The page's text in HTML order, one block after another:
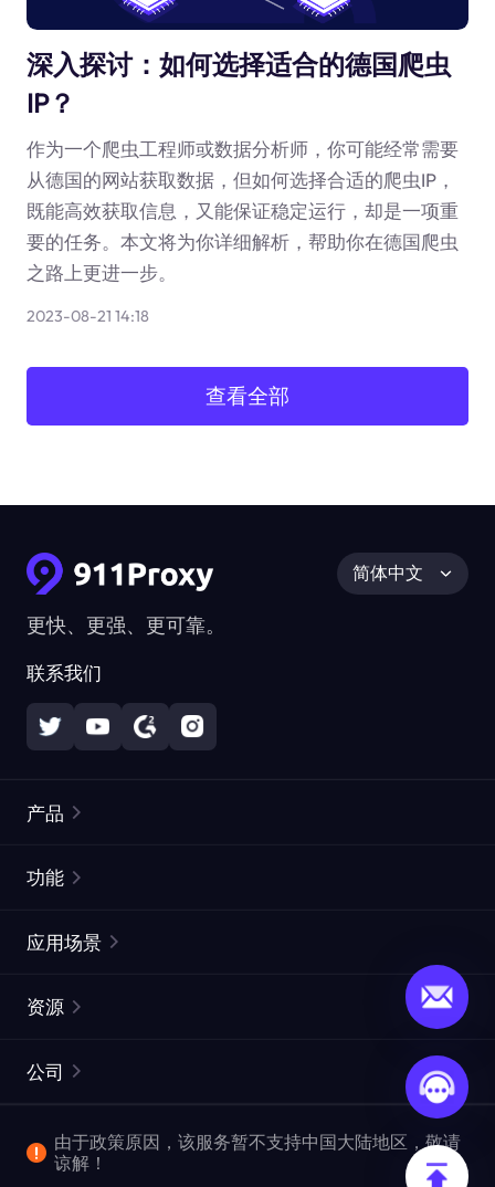
深入探讨：如何选择适合的德国爬虫
IP？
作为一个爬虫工程师或数据分析师，你可能经常需要
从德国的网站获取数据，但如何选择合适的爬虫IP，
既能高效获取信息，又能保证稳定运行，却是一项重
要的任务。本文将为你详细解析，帮助你在德国爬虫
之路上更进一步。
2023-08-21 14:18
查看全部
更快、更强、更可靠。
联系我们
简体中文
产品
静态住宅代理
网页抓取 API
视频下载 API
功能
ISP代理
ProxySite
应用场景
市场研究
爬行和索引
资源
常见问题解答
位置
公司
企业服务
由于政策原因，该服务暂不支持中国大陆地区，敬请
谅解！